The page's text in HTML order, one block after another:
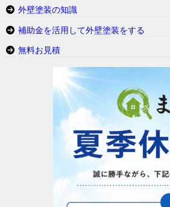
外壁塗装の知識
補助金を活用して外壁塗装をする
無料お見積